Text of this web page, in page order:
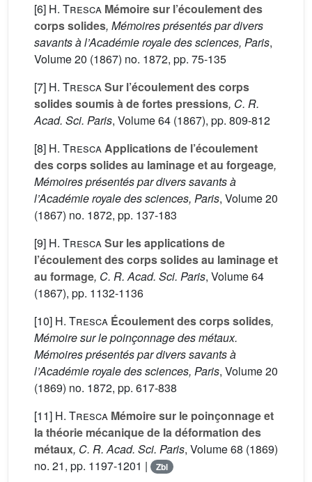
[6] H. Tresca Mémoire sur l’écoulement des
corps solides, Mémoires présentés par divers
savants à l’Académie royale des sciences, Paris,
Volume 20 (1867) no. 1872, pp. 75-135
[7] H. TrescaSur l’écoulement des corps
solides soumis à de fortes pressions, C. R.
Acad. Sci. Paris, Volume 64 (1867), pp. 809-812
[8] H. TrescaApplications de l’écoulement
des corps solides au laminage et au forgeage,
Mémoires présentés par divers savants à
l’Académie royale des sciences, Paris, Volume 20
(1867) no. 1872, pp. 137-183
[9] H. TrescaSur les applications de
l’écoulement des corps solides au laminage et
au formage, C. R. Acad. Sci. Paris, Volume 64
(1867), pp. 1132-1136
[10] H. Tresca Écoulement des corps solides,
Mémoire sur le poinçonnage des métaux.
Mémoires présentés par divers savants à
l’Académie royale des sciences, Paris, Volume 20
(1869) no. 1872, pp. 617-838
[11] H. Tresca Mémoire sur le poinçonnage et
la théorie mécanique de la déformation des
métaux, C. R. Acad. Sci. Paris, Volume 68 (1869)
no. 21, pp. 1197-1201 |
Zbl